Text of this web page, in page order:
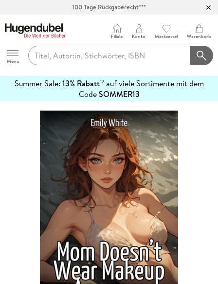
100 Tage Rückgaberecht***
Hugendubel
Menu
Filiale Konto Merkzettel Warenkorb
Summer Sale: 13% Rabatt12auf viele Sortimente mit dem
CodeSOMMER13
erfahren